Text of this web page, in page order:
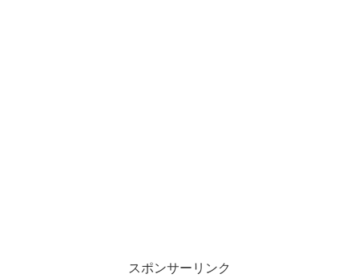
スポンサーリンク